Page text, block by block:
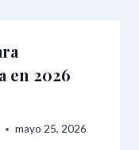
en 2026
mayo 25, 2026